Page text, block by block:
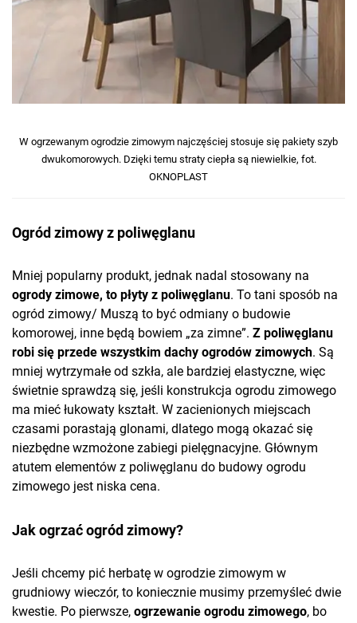
W ogrzewanym ogrodzie zimowym najczęściej stosuje się pakiety szyb
dwukomorowych. Dzięki temu straty ciepła są niewielkie, fot.
OKNOPLAST
Ogród zimowy z poliwęglanu
Mniej popularny produkt, jednak nadal stosowany na
ogrody zimowe, to płyty z poliwęglanu. To tani sposób na
ogród zimowy/ Muszą to być odmiany o budowie
komorowej, inne będą bowiem „za zimne”. Z poliwęglanu
robi się przede wszystkim dachy ogrodów zimowych. Są
mniej wytrzymałe od szkła, ale bardziej elastyczne, więc
świetnie sprawdzą się, jeśli konstrukcja ogrodu zimowego
ma mieć łukowaty kształt. W zacienionych miejscach
czasami porastają glonami, dlatego mogą okazać się
niezbędne wzmożone zabiegi pielęgnacyjne. Głównym
atutem elementów z poliwęglanu do budowy ogrodu
zimowego jest niska cena.
Jak ogrzać ogród zimowy?
Jeśli chcemy pić herbatę w ogrodzie zimowym w
grudniowy wieczór, to koniecznie musimy przemyśleć dwie
kwestie. Po pierwsze, ogrzewanie ogrodu zimowego, bo